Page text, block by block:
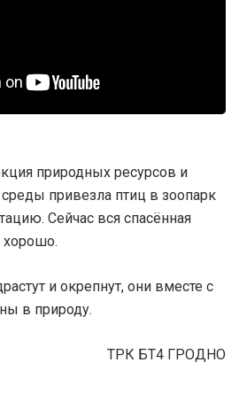
природных ресурсов и
привезла птиц в зоопарк
Сейчас вся спасённая
хорошо.
и окрепнут, они вместе с
в природу.
ТРК БТ4 ГРОДНО